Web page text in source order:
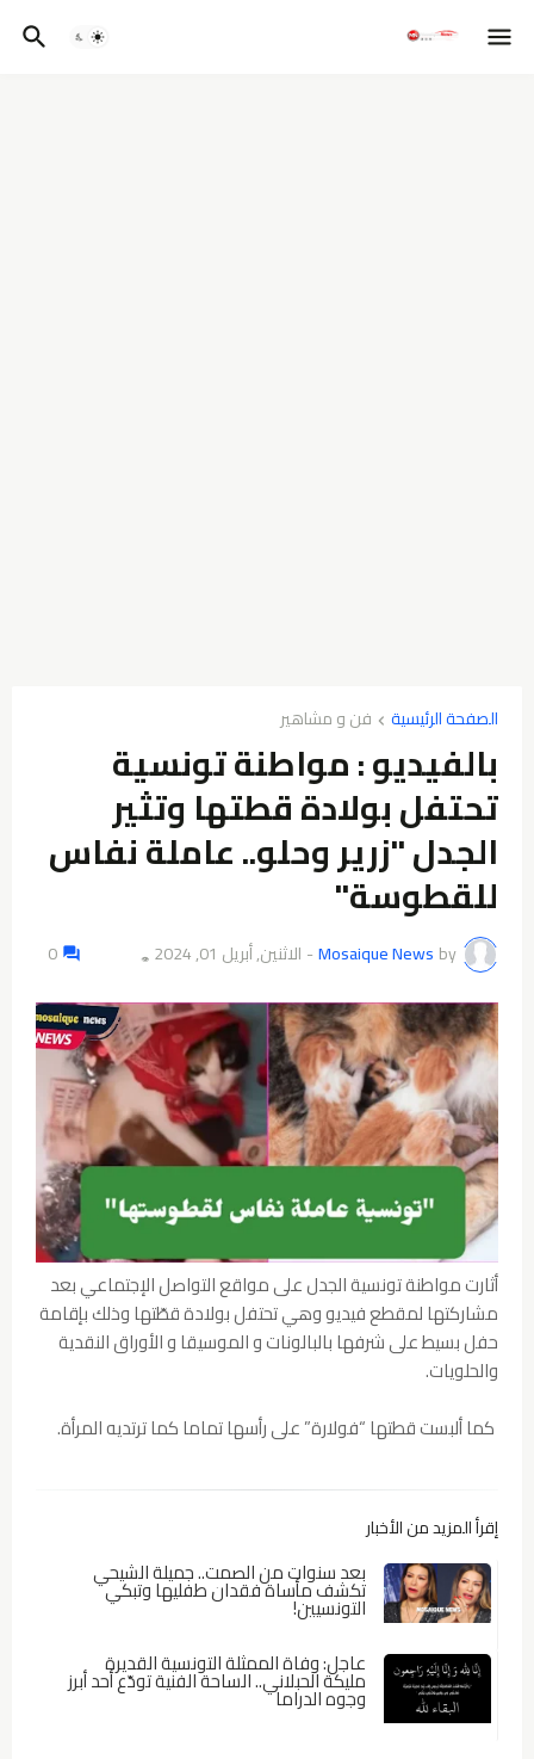
الصفحة الرئيسية فن و مشاهير
بالفيديو : مواطنة تونسية
تحتفل بولادة قطتها وتثير
الجدل "زرير وحلو.. عاملة نفاس
للقطوسة"
by
Mosaique News
- الاثنين, أبريل 01, 2024 👁️
0
أثارت مواطنة تونسية الجدل على مواقع التواصل الإجتماعي بعد
مشاركتها لمقطع فيديو وهي تحتفل بولادة قطّتها وذلك بإقامة
حفل بسيط على شرفها بالبالونات و الموسيقا و الأوراق النقدية
والحلويات.
كما ألبست قطتها “فولارة” على رأسها تماما كما ترتديه المرأة.
إقرأ المزيد من الأخبار
بعد سنوات من الصمت.. جميلة الشيحي
تكشف مأساة فقدان طفليها وتبكي
التونسيين!
عاجل: وفاة الممثلة التونسية القديرة
مليكة الحبلاني.. الساحة الفنية تودّع أحد أبرز
وجوه الدراما